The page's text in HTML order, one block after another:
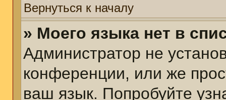
Вернуться к началу
» Моего языка нет в
Администратор не
конференции, или же
ваш язык. Попробуйте